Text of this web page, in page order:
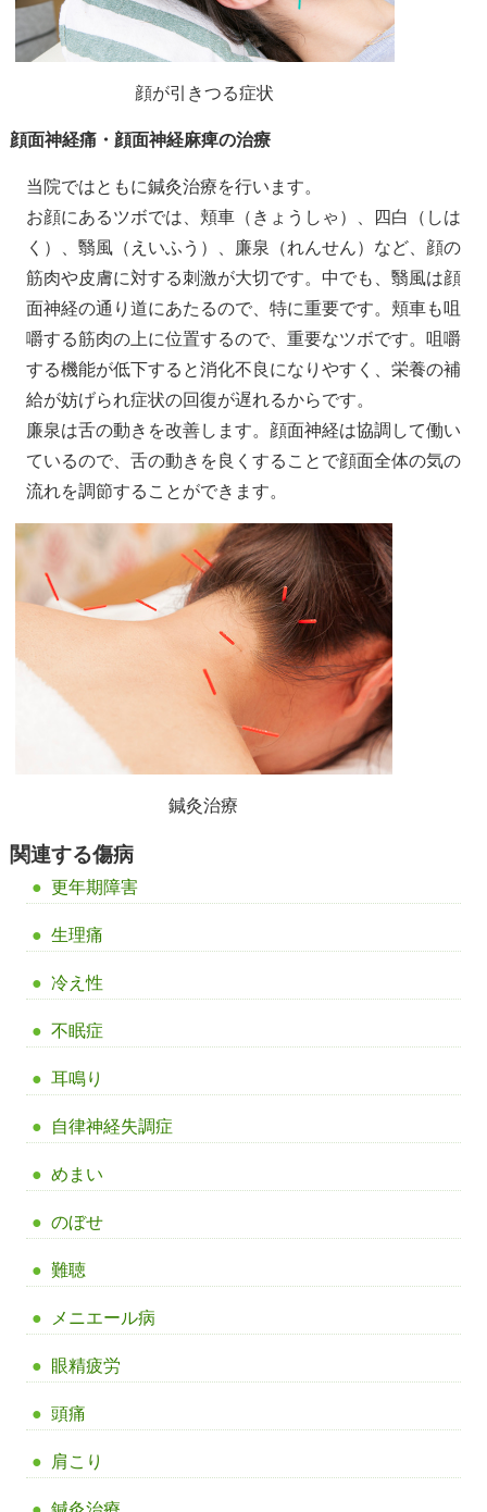
顔が引きつる症状
顔面神経痛・顔面神経麻痺の治療
当院ではともに鍼灸治療を行います。
お顔にあるツボでは、頬車（きょうしゃ）、四白（しは
く）、翳風（えいふう）、廉泉（れんせん）など、顔の
筋肉や皮膚に対する刺激が大切です。中でも、翳風は顔
面神経の通り道にあたるので、特に重要です。頬車も咀
嚼する筋肉の上に位置するので、重要なツボです。咀嚼
する機能が低下すると消化不良になりやすく、栄養の補
給が妨げられ症状の回復が遅れるからです。
廉泉は舌の動きを改善します。顔面神経は協調して働い
ているので、舌の動きを良くすることで顔面全体の気の
流れを調節することができます。
鍼灸治療
関連する傷病
更年期障害
生理痛
冷え性
不眠症
耳鳴り
自律神経失調症
めまい
のぼせ
難聴
メニエール病
眼精疲労
頭痛
肩こり